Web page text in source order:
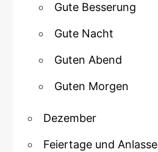
Gute Besserung
Gute Nacht
Guten Abend
Guten Morgen
Dezember
Feiertage und Anlasse